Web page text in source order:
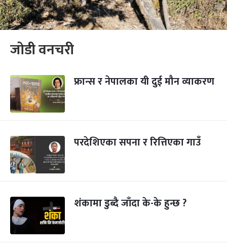
जोडी वनचरी
फ्रान्स र नेपालका यी दुई मौन व्याकरण
परदेशिएका सपना र रित्तिएका गाउँ
शंकामा डुब्दै जाँदा के-के हुन्छ ?